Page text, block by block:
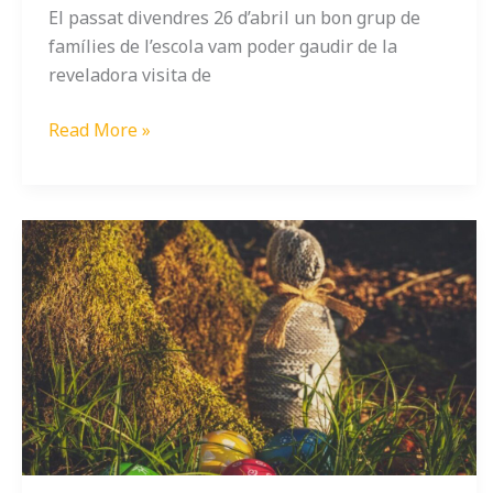
El passat divendres 26 d’abril un bon grup de
famílies de l’escola vam poder gaudir de la
reveladora visita de
Read More »
Escoleta
de
Pasqua
2024